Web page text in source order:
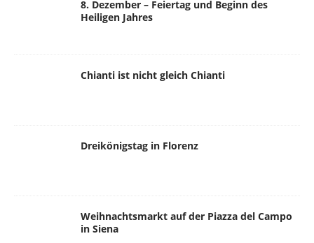
8. Dezember – Feiertag und Beginn des
Heiligen Jahres
Chianti ist nicht gleich Chianti
Dreikönigstag in Florenz
Weihnachtsmarkt auf der Piazza del Campo
in Siena